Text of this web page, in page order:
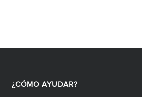
¿CÓMO AYUDAR?